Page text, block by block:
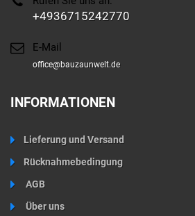
+4936715242770
E-Mail
office@bauzaunwelt.de
INFORMATIONEN
Lieferung und Versand
Rücknahmebedingung
AGB
Über uns